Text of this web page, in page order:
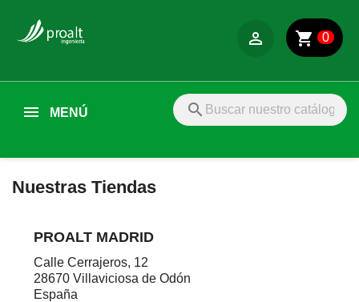
shopping_cart 0

search
MENÚ
Nuestras Tiendas
PROALT MADRID
Calle Cerrajeros, 12
28670 Villaviciosa de Odón
España